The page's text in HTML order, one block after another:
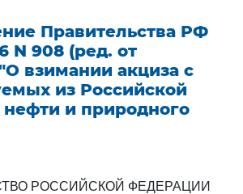
Правительства РФ
N 908 (ред. от
взимании акциза с
из Российской
и природного
РОССИЙСКОЙ ФЕДЕРАЦИИ